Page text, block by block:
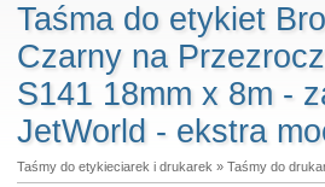
Taśma do etykiet
Czarny na
S141 18mm x 8m -
JetWorld - ekstra
Taśmy do etykieciarek i drukarek » Taśmy do